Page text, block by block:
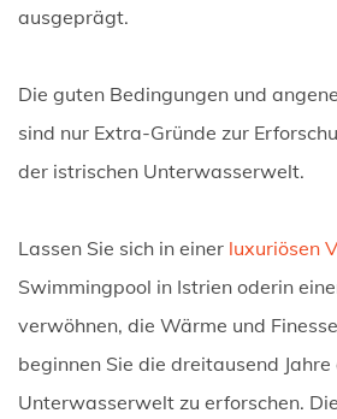
ausgeprägt.
Die guten Bedingungen und
sind nur Extra-Gründe zur
der istrischen Unterwasserwelt.
Lassen Sie sich in einer luxuriösen
Swimmingpool in Istrien oderin
verwöhnen, die Wärme und
beginnen Sie die dreitausend
Unterwasserwelt zu erforschen.